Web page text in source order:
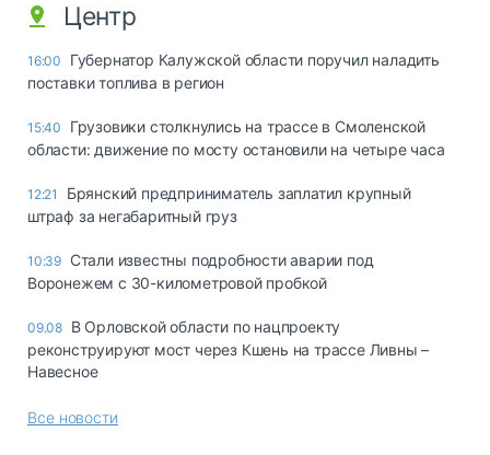
Центр
16:00
Губернатор Калужской области поручил наладить
поставки топлива в регион
15:40
Грузовики столкнулись на трассе в Смоленской
области: движение по мосту остановили на четыре часа
12:21
Брянский предприниматель заплатил крупный
штраф за негабаритный груз
10:39 Стали известны подробности аварии под
Воронежем с 30-километровой пробкой
09.08 В Орловской области по нацпроекту
реконструируют мост через Кшень на трассе Ливны –
Навесное
Все новости